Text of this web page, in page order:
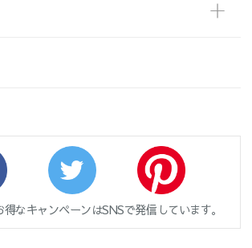
なキャンペーンはSNSで発信しています。